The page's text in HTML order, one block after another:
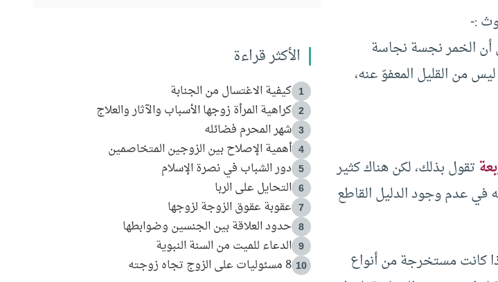
:-
أن الخمر نجسة نجاسة
من القليل المعفوّ عنه،
تقول بذلك، لكن هناك كثير
في عدم وجود الدليل القاطع
كانت مستخرجة من أنواع
الأكثر قراءة
1 كيفية الاغتسال من الجنابة
2 كراهية المرأة زوجها الأسباب والآثار والعلاج
3 شهر المحرم فضائله
4 أهمية الإصلاح بين الزوجين المتخاصمين
5 دور الشباب في نصرة الإسلام
6 التحايل على الربا
7 عقوبة عقوق الزوجة لزوجها
8 حدود العلاقة بين الجنسين وضوابطها
9 الدعاء للميت من السنة النبوية
10 8 مسئوليات على الزوج تجاه زوجته